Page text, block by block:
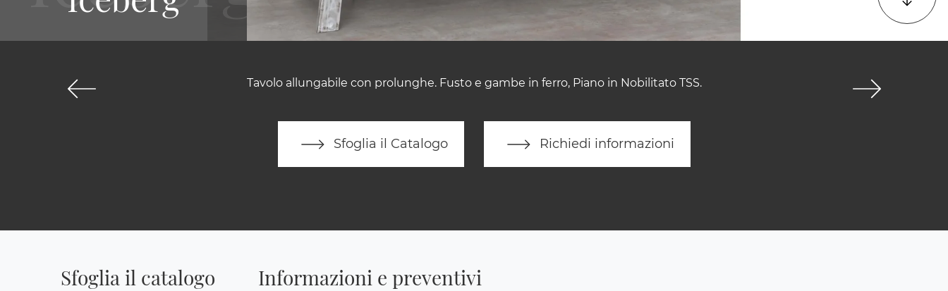
Tavolo allungabile con prolunghe. Fusto e gambe in ferro, Piano in Nobilitato TSS.
Sfoglia il Catalogo Richiedi informazioni
Sfoglia il catalogo Informazioni e preventivi